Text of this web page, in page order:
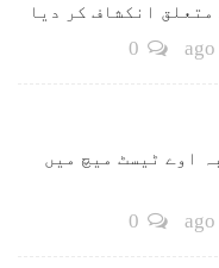
انکشاف کر دیا
مرتبہ اوے ٹیسٹ میچ میں